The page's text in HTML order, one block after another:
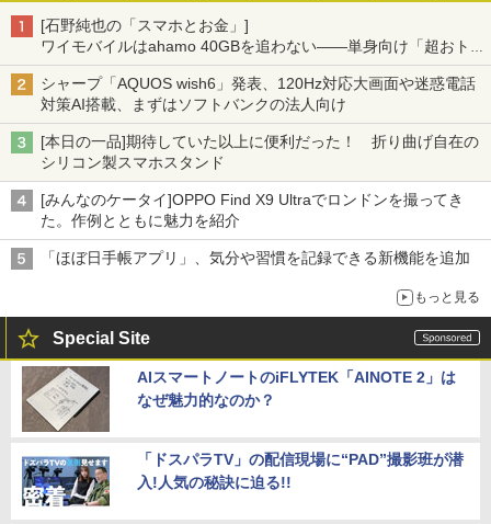
[石野純也の「スマホとお金」]
ワイモバイルはahamo 40GBを追わない――単身向け「超おトク
割」の安さと1年限定の注意点
シャープ「AQUOS wish6」発表、120Hz対応大画面や迷惑電話
対策AI搭載、まずはソフトバンクの法人向け
[本日の一品]期待していた以上に便利だった！ 折り曲げ自在の
シリコン製スマホスタンド
[みんなのケータイ]OPPO Find X9 Ultraでロンドンを撮ってき
た。作例とともに魅力を紹介
「ほぼ日手帳アプリ」、気分や習慣を記録できる新機能を追加
もっと見る
Special Site
AIスマートノートのiFLYTEK「AINOTE 2」は
なぜ魅力的なのか？
「ドスパラTV」の配信現場に“PAD”撮影班が潜
入!人気の秘訣に迫る!!